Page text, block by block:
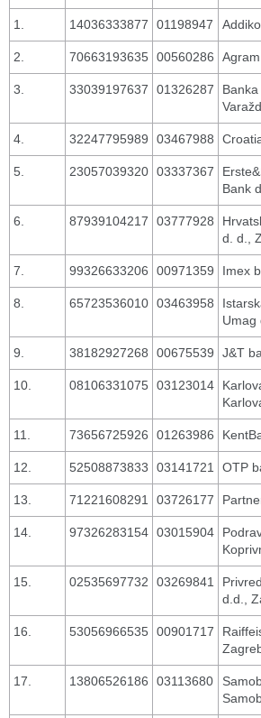
1. 14036333877 01198947
2. 70663193635 00560286
3. 33039197637 01326287
Banka
4. 32247795989 03467988
5. 23057039320 03337367
Bank
6. 87939104217 03777928
d. d.,
7. 99326633206 00971359 Imex
8. 65723536010 03463958
Umag
9. 38182927268 00675539 J&T
10. 08106331075 03123014
11. 73656725926 01263986
12. 52508873833 03141721 OTP
13. 71221608291 03726177
14. 97326283154 03015904
15. 02535697732 03269841
d.d.,
16. 53056966535 00901717
17. 13806526186 03113680